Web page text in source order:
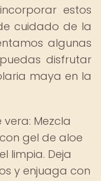
estos
cuidado de la
algunas
disfrutar
maya en la
Mezcla
gel de aloe
limpia. Deja
y enjuaga con